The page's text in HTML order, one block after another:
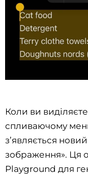
Коли ви
спливаючому
з’являється
зображення». Ця
Playground для